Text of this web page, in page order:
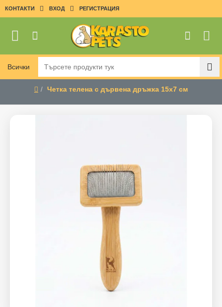
КОНТАКТИ ВХОД РЕГИСТРАЦИЯ
Всички
Търсете
продукти
Четка телена с дървена дръжка 15х7 см